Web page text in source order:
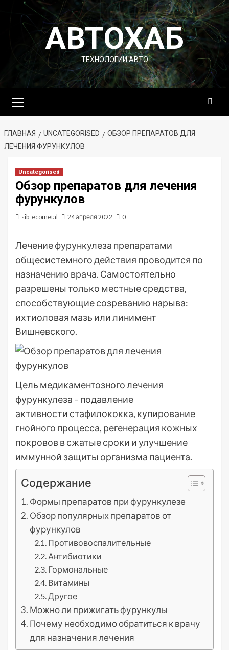
Перейти
содержимомуАВТОХАБ
ТЕХНОЛОГИИ АВТО
меню
ГЛАВНАЯ UNCATEGORISED
ОБЗОР ПРЕПАРАТОВ ДЛЯ
ЛЕЧЕНИЯ ФУРУНКУЛОВ
Uncategorised
Обзор препаратов для лечения
фурункулов
sib_ecometal 24 апреля 2022 0
Лечение фурункулеза препаратами
общесистемного действия проводится по
назначению врача. Самостоятельно
разрешены только местные средства,
способствующие созреванию нарыва:
ихтиоловая мазь или линимент
Вишневского.
Цель медикаментозного лечения
фурункулеза – подавление
активности стафилококка, купирование
гнойного процесса, регенерация кожных
покровов в сжатые сроки и улучшение
иммунной защиты организма пациента.
Содержание
Формы препаратов при фурункулезе
Обзор популярных препаратов от
фурункулов
Противовоспалительные
Антибиотики
Гормональные
Витамины
Другое
Можно ли прижигать фурункулы
Почему необходимо обратиться к врачу
для назначения лечения